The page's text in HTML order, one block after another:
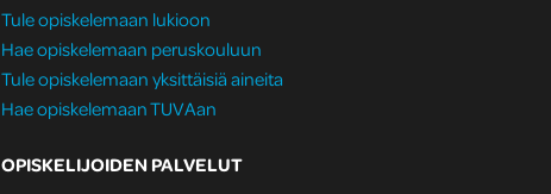
Tule opiskelemaan lukioon
Hae opiskelemaan peruskouluun
Tule opiskelemaan yksittäisiä aineita
Hae opiskelemaan TUVAan
OPISKELIJOIDEN PALVELUT